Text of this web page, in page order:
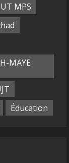
MPS
MAYE
Éducation